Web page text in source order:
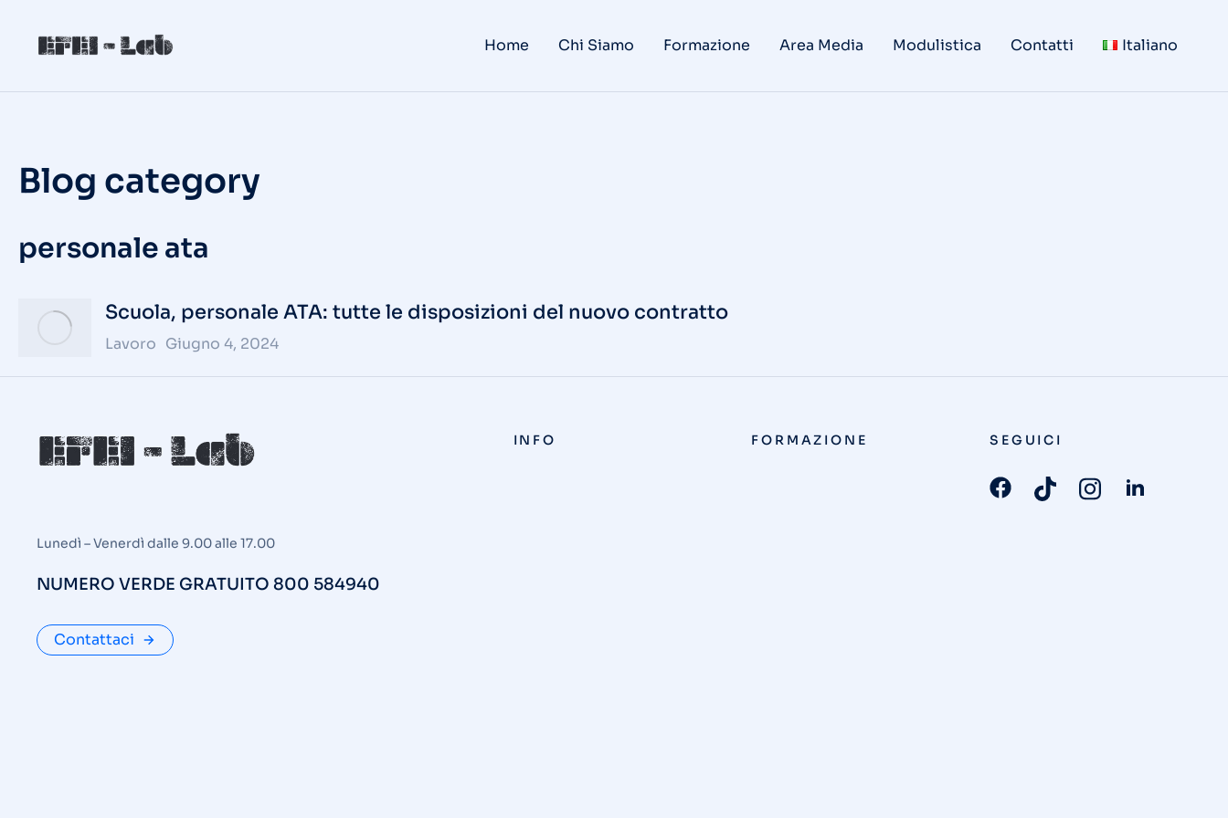
Home Chi Siamo Formazione Area Media Modulistica Contatti Italiano
Blog category
personale ata
Scuola, personale ATA: tutte le disposizioni del nuovo contratto
Lavoro Giugno 4, 2024
Lunedì – Venerdì dalle 9.00 alle 17.00
NUMERO VERDE GRATUITO 800 584940
Contattaci
INFO FORMAZIONE SEGUICI